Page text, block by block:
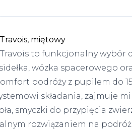
slajd
miętowy
to funkcjonalny wybór
wózka spacerowego
podróży z pupilem do
składania, zajmuje
smyczki do przypięcia
rozwiązaniem na